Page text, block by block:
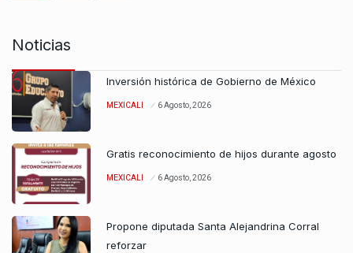
Noticias
Inversión histórica de Gobierno de México
MEXICALI 6 Agosto, 2026
Gratis reconocimiento de hijos durante agosto
MEXICALI 6 Agosto, 2026
Propone diputada Santa Alejandrina Corral
reforzar